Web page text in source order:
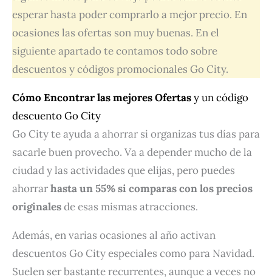
esperar hasta poder comprarlo a mejor precio. En
ocasiones las ofertas son muy buenas. En el
siguiente apartado te contamos todo sobre
descuentos y códigos promocionales Go City.
Cómo Encontrar las mejores Ofertasy un código
descuento Go City
Go City te ayuda a ahorrar si organizas tus días para
sacarle buen provecho. Va a depender mucho de la
ciudad y las actividades que elijas, pero puedes
ahorrarhasta un 55% si comparas con los precios
originalesde esas mismas atracciones.
Además, en varias ocasiones al año activan
descuentos Go City especiales como para Navidad.
Suelen ser bastante recurrentes, aunque a veces no